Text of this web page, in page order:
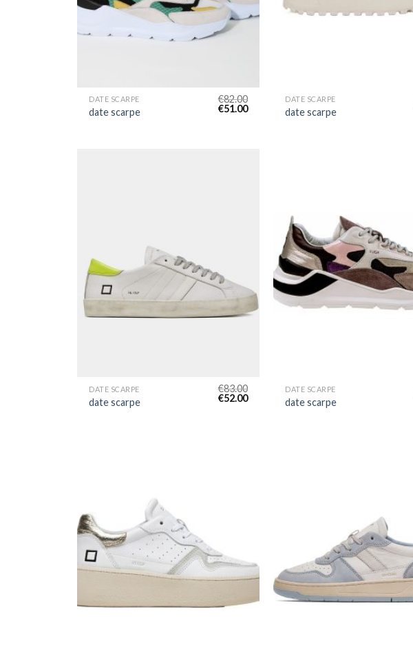
DATE SCARPE
date scarpe
€82.00
€51.00
DATE SCARPE
date scarpe
DATE SCARPE
date scarpe
€83.00
€52.00
DATE SCARPE
date scarpe